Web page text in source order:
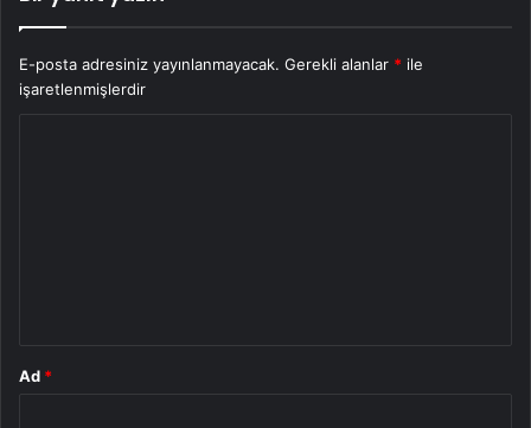
E-posta adresiniz yayınlanmayacak. Gerekli alanlar * ile
işaretlenmişlerdir
Ad *